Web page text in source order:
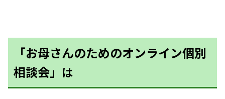
「お母さんのためのオンライン個別
相談会」 は